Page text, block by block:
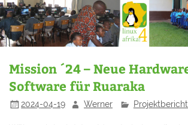
Mission ´24 – Neue
Software für Ruaraka
2024-04-19 Werner